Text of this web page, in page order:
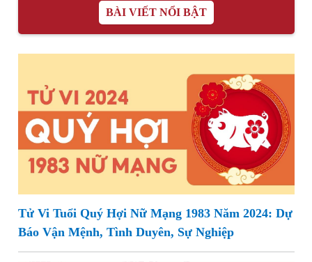
BÀI VIẾT NỔI BẬT
Tử Vi Tuổi Quý Hợi Nữ Mạng 1983 Năm 2024: Dự
Báo Vận Mệnh, Tình Duyên, Sự Nghiệp